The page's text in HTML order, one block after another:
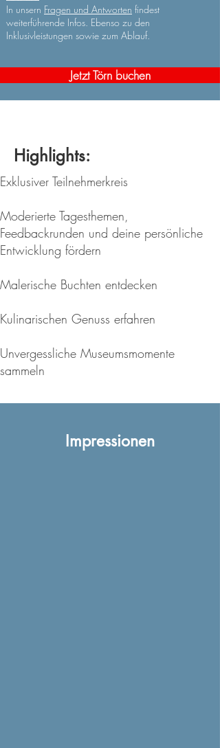
- Flughafen Transfer
- Nahrungsmittel und Getränke
In unsern ​ Fragen und Antworten findest
weiterführende Infos. Ebenso zu den
Inklusivleistungen sowie zum Ablauf.
Jetzt Törn buchen
Highlights:
Exklusiver Teilnehmerkreis
Moderierte Tagesthemen,
Feedbackrunden ​und deine persönliche
Entwicklung fördern
Malerische Buchten entdecken
Kulinarischen Genuss erfahren
Unvergessliche Museumsmomente
sammeln
Impressionen